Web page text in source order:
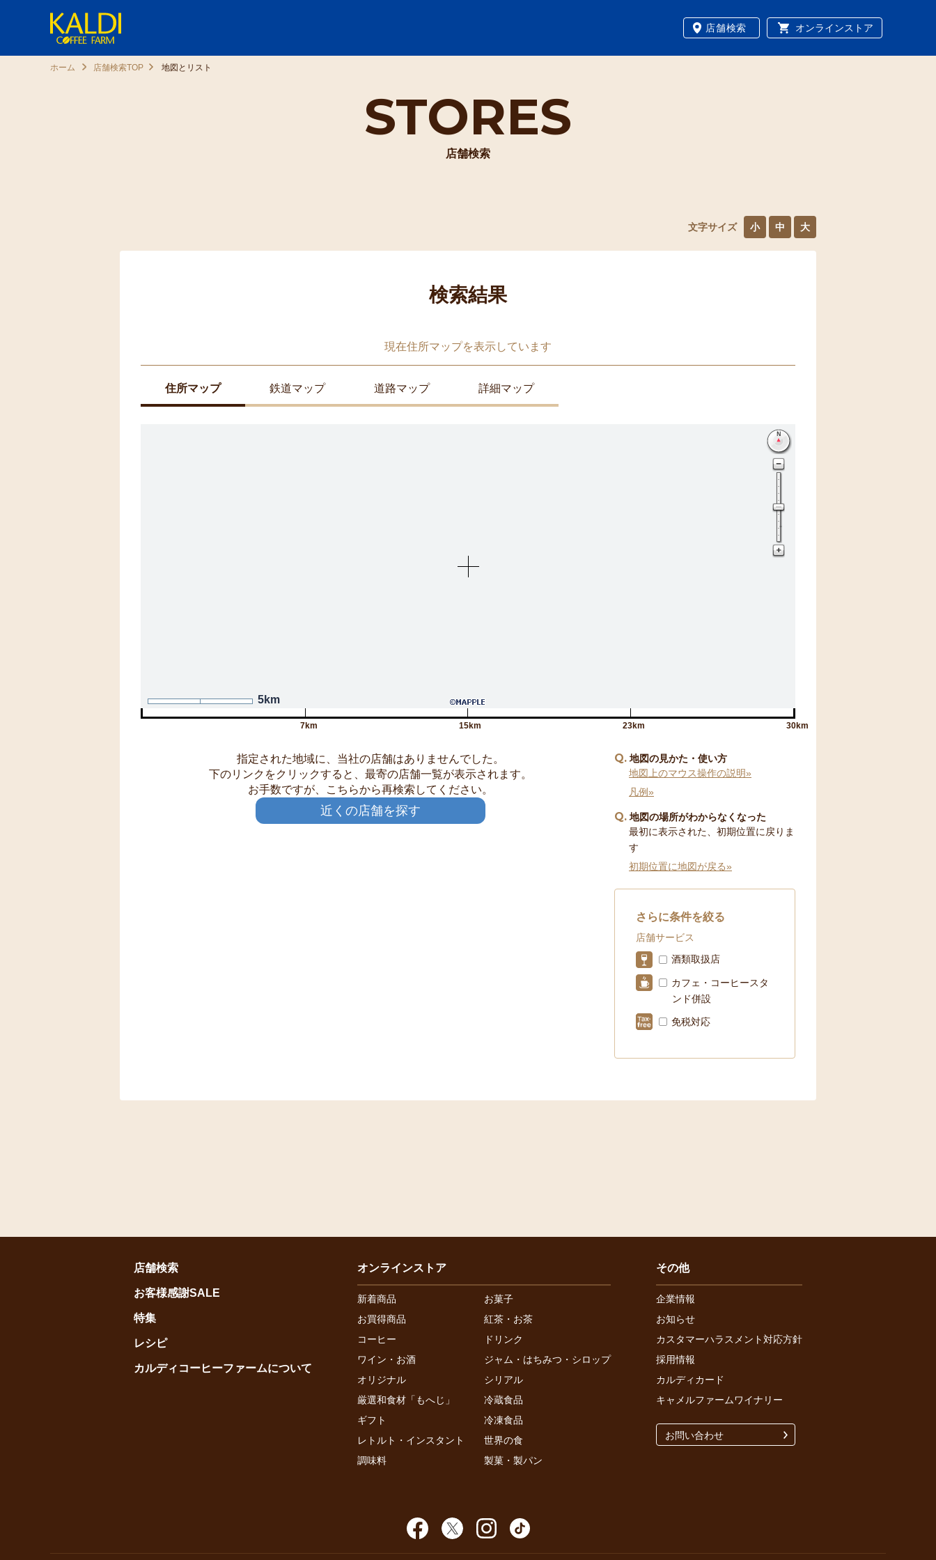
店舗検索 オンラインストア
STORES
店舗検索
ホーム 店舗検索TOP 地図とリスト
文字サイズ 小 中 大
検索結果
現在住所マップを表示しています
住所マップ 鉄道マップ 道路マップ 詳細マップ
5km
7km 15km 23km 30km
指定された地域に、当社の店舗はありませんでした。
下のリンクをクリックすると、最寄の店舗一覧が表示されます。
お手数ですが、こちらから再検索してください。
近くの店舗を探す
Q 地図の見かた・使い方
地図上のマウス操作の説明»
凡例»
Q 地図の場所がわからなくなった
最初に表示された、初期位置に戻りま
す
初期位置に地図が戻る»
さらに条件を絞る
店舗サービス
酒類取扱店
カフェ・コーヒースタ
ンド併設
免税対応
店舗検索
お客様感謝SALE
特集
レシピ
カルディコーヒーファームについて
オンラインストア
新着商品
お菓子
お買得商品
紅茶・お茶
コーヒー
ドリンク
ワイン・お酒
ジャム・はちみつ・シロップ
オリジナル
シリアル
厳選和食材「もへじ」
冷蔵食品
ギフト
冷凍食品
レトルト・インスタント
世界の食
調味料
製菓・製パン
その他
企業情報
お知らせ
カスタマーハラスメント対応方針
採用情報
カルディカード
キャメルファームワイナリー
お問い合わせ